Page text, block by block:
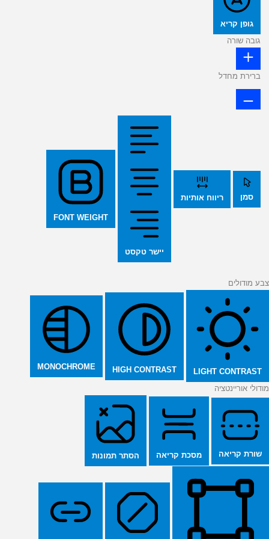
גופן קריא
גובה שורה
ברירת מחדל
סמן ריווח אותיות
יישר טקסט
FONT WEIGHT
צבע מודולים
LIGHT CONTRAST
HIGH CONTRAST
MONOCHROME
מודולי אוריינטציה
שורת קריאה מסכת קריאה הסתר תמונות